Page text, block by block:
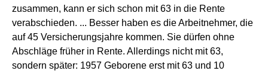
zusammen, kann er sich schon mit 63 in die Rente
verabschieden. ... Besser haben es die Arbeitnehmer, die
auf 45 Versicherungsjahre kommen. Sie dürfen ohne
Abschläge früher in Rente. Allerdings nicht mit 63,
sondern später: 1957 Geborene erst mit 63 und 10